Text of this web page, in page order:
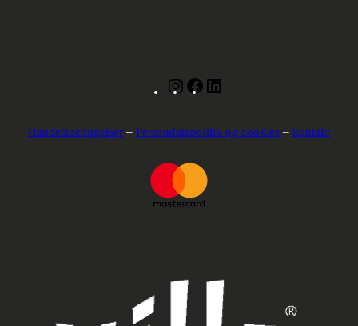
InstagramFacebook
Handelsbetingelser – Persondatapolitik og cookies – kontakt